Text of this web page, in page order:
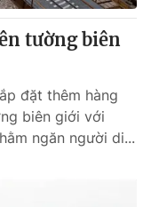
tường biên
đặt thêm hàng
biên giới với
ngăn người di...